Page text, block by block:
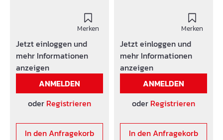
Merken
Jetzt einloggen und
mehr Informationen
anzeigen
ANMELDEN
oder Registrieren
In den Anfragekorb
Wasserzufluss, schnelles
aufschäumen mit hoher
Volumenzunahme,
erfüllt UBA Leitlinie für
Kontakt mit
Trinkwasser.
Reaktionszeit bei
sec.
Volumenvergrößerung
Merken
Jetzt einloggen und
mehr Informationen
anzeigen
ANMELDEN
oder Registrieren
In den Anfragekorb